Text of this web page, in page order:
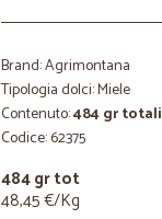
Brand: Agrimontana
Tipologia dolci: Miele
Contenuto:484 gr totali
Codice: 62375
484 gr tot
48,45 €/Kg